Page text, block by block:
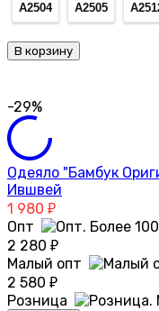
А2504 А2505
В корзину
-29%
Одеяло "Бамбук
Ившвей
1 980 ₽
Опт
2 280 ₽
Малый опт
2 580 ₽
Розница